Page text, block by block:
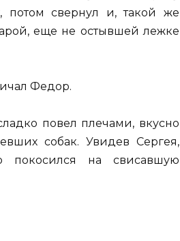
потом свернул и, такой же
еще не остывшей лежке
Федор.
повел плечами, вкусно
собак. Увидев Сергея,
покосился на свисавшую